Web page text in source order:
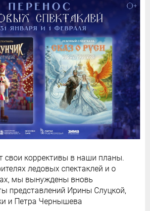
свои коррективы в наши планы.
ледовых спектаклей и о
мы вынуждены вновь
представлений Ирины Слуцкой,
и Петра Чернышева